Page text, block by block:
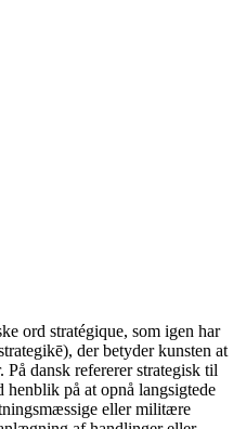
ord stratégique, som igen har
der betyder kunsten at
dansk refererer strategisk til
på at opnå langsigtede
eller militære